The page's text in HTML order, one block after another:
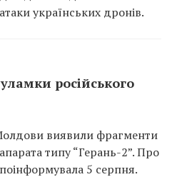
українських дронів.
російського
виявили фрагменти
типу “Герань-2”. Про
5 серпня.